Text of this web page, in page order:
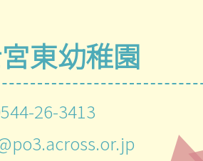
東幼稚園
26-3413